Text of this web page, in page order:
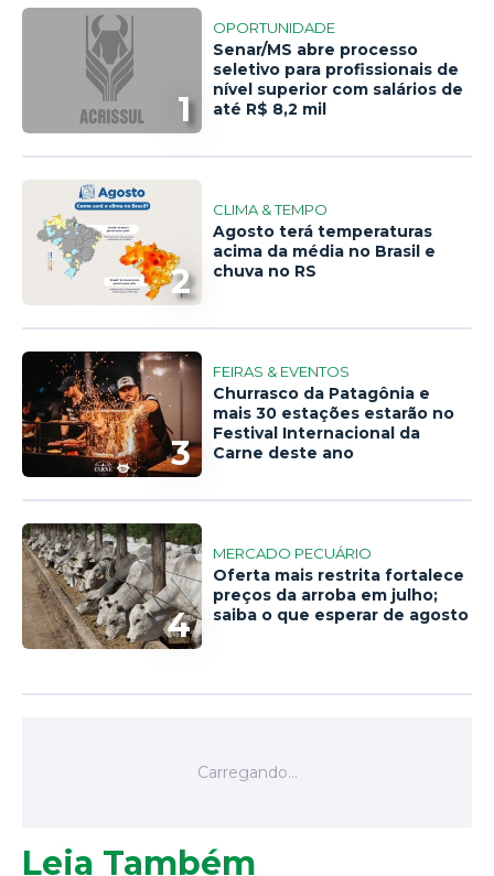
1
OPORTUNIDADE
Senar/MS abre processo
seletivo para profissionais de
nível superior com salários de
até R$ 8,2 mil
2
CLIMA & TEMPO
Agosto terá temperaturas
acima da média no Brasil e
chuva no RS
3
FEIRAS & EVENTOS
Churrasco da Patagônia e
mais 30 estações estarão no
Festival Internacional da
Carne deste ano
4
MERCADO PECUÁRIO
Oferta mais restrita fortalece
preços da arroba em julho;
saiba o que esperar de agosto
Leia Também